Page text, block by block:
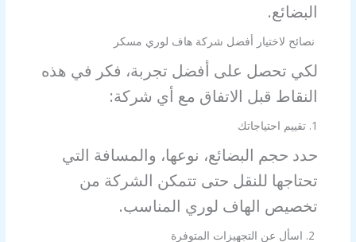
البضائع.
نصائح لاختيار أفضل شركة هاف لوري مسكر
لكي تحصل على أفضل تجربة، فكر في هذه
النقاط قبل الاتفاق مع أي شركة:
1. تقييم احتياجاتك
حدد حجم البضائع، نوعها، والمسافة التي
تحتاجها للنقل حتى تتمكن الشركة من
تخصيص الهاف لوري المناسب.